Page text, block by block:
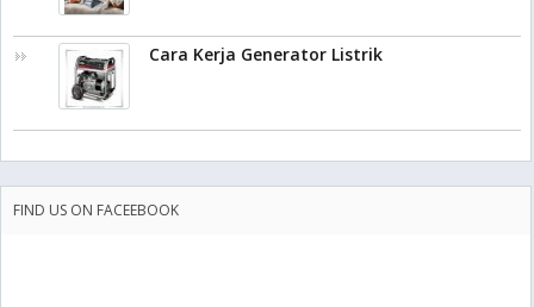
Cara Kerja Generator Listrik
FIND US ON FACEEBOOK